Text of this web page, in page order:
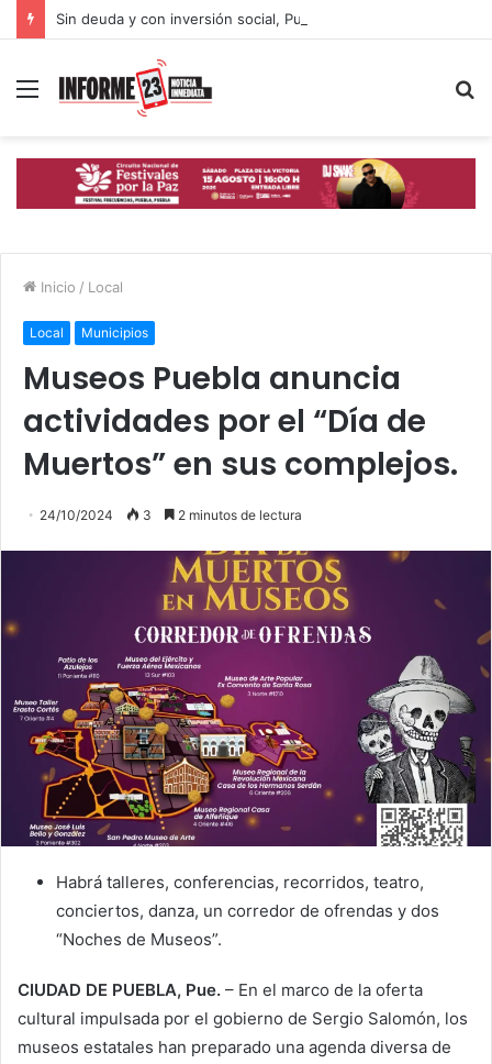
Menú
Inicio / Local
Local Municipios
Museos Puebla anuncia
actividades por el “Día de
Muertos” en sus complejos.
24/10/2024 3 2 minutos de lectura
Habrá talleres, conferencias, recorridos, teatro,
conciertos, danza, un corredor de ofrendas y dos
“Noches de Museos”.
CIUDAD DE PUEBLA, Pue. – En el marco de la oferta
cultural impulsada por el gobierno de Sergio Salomón, los
museos estatales han preparado una agenda diversa de